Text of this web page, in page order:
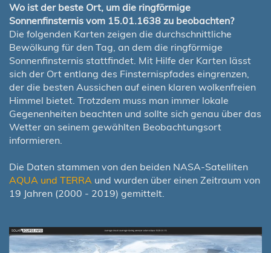
Wo ist der beste Ort, um die ringförmige
Sonnenfinsternis vom 15.01.1638 zu beobachten?
Die folgenden Karten zeigen die durchschnittliche
Bewölkung für den Tag, an dem die ringförmige
Sonnenfinsternis stattfindet. Mit Hilfe der Karten lässt
sich der Ort entlang des Finsternispfades eingrenzen,
der die besten Aussichen auf einen klaren wolkenfreien
Himmel bietet. Trotzdem muss man immer lokale
Gegenenheiten beachten und sollte sich genau über das
Wetter an seinem gewählten Beobachtungsort
informieren.
Die Daten stammen von den beiden NASA-Satelliten
AQUA und TERRA und wurden über einen Zeitraum von
19 Jahren (2000 - 2019) gemittelt.